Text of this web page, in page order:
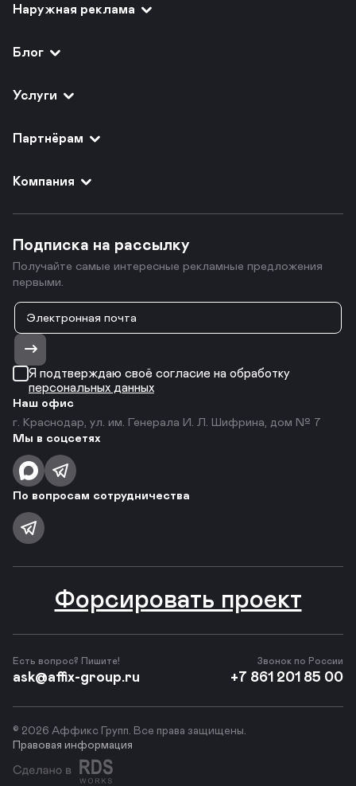
Наружная реклама
Блог
Услуги
Партнёрам
Компания
Подписка на рассылку
Получайте самые интересные рекламные предложения
первыми.
Я подтверждаю своё согласие на обработку
персональных данных
Наш офис
г. Краснодар, ул. им. Генерала И. Л. Шифрина, дом № 7
Мы в соцсетях
По вопросам сотрудничества
Есть вопрос? Пишите!
ask@affix-group.ru
Форсировать проект
Звонок по России
+7 861 201 85 00
© 2026 Аффикс Групп. Все права защищены.
Правовая информация